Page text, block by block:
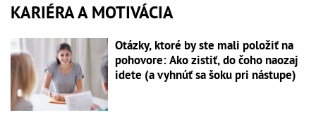
KARIÉRA A MOTIVÁCIA
Otázky, ktoré by ste mali položiť na
pohovore: Ako zistiť, do čoho naozaj
idete (a vyhnúť sa šoku pri nástupe)